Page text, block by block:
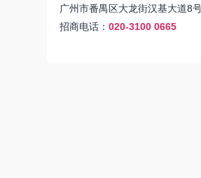
广州市番禺区大龙街汉基大道8
招商电话： 020-3100 0665